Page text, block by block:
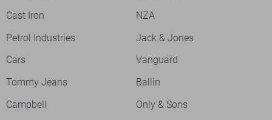
Cast Iron
NZA
Petrol Industries
Jack & Jones
Cars
Vanguard
Tommy Jeans
Ballin
Campbell
Only & Sons